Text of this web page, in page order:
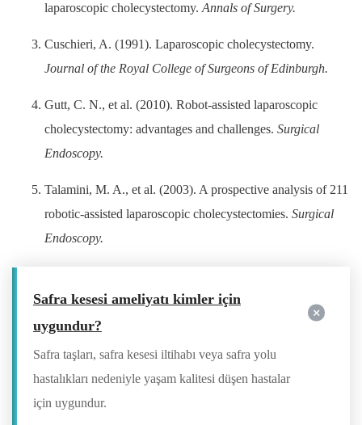
laparoscopic cholecystectomy.Annals of Surgery.
Cuschieri, A. (1991). Laparoscopic cholecystectomy.
Journal of the Royal College of Surgeons of Edinburgh.
Gutt, C. N., et al. (2010). Robot-assisted laparoscopic
cholecystectomy: advantages and challenges. Surgical
Endoscopy.
Talamini, M. A., et al. (2003). A prospective analysis of 211
robotic-assisted laparoscopic cholecystectomies. Surgical
Endoscopy.
Safra kesesi ameliyatı kimler için
uygundur?
Safra taşları, safra kesesi iltihabı veya safra yolu
hastalıkları nedeniyle yaşam kalitesi düşen hastalar
için uygundur.